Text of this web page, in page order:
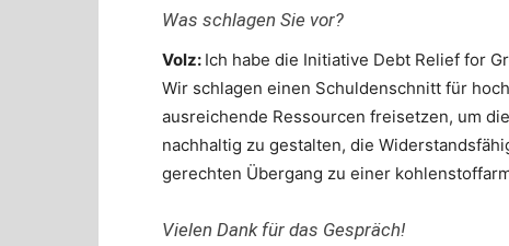
Was schlagen Sie vor?
Volz: Ich habe die Initiative Debt Relief for
Wir schlagen einen Schuldenschnitt für
ausreichende Ressourcen freisetzen, um
nachhaltig zu gestalten, die
gerechten Übergang zu einer
Vielen Dank für das Gespräch!